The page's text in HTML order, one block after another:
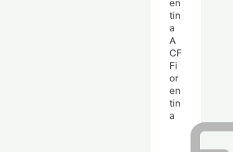
A
CF
Fi
or
en
tin
a